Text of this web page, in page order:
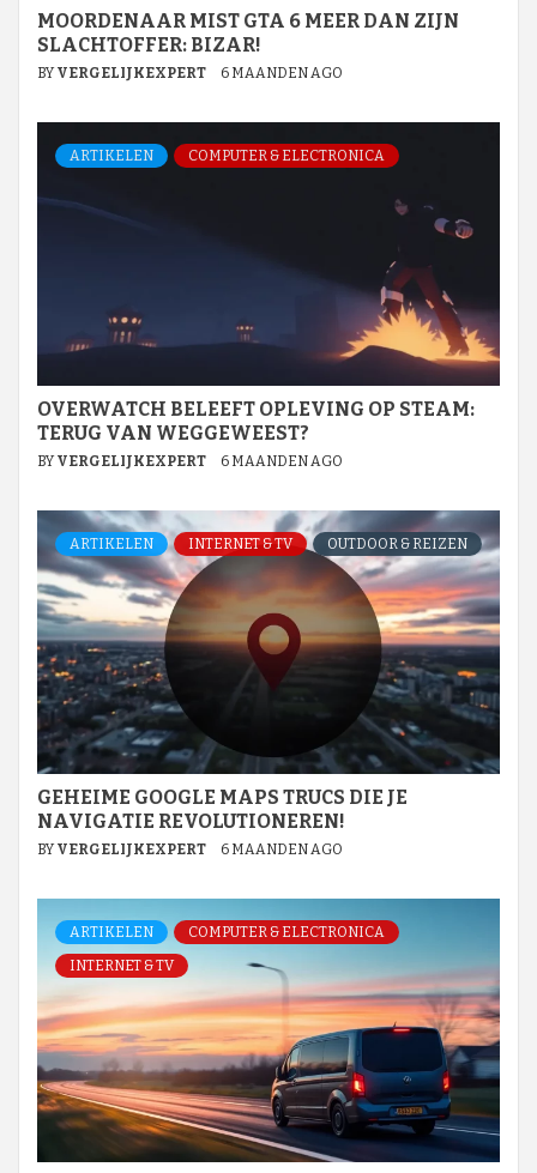
MOORDENAAR MIST GTA 6 MEER DAN ZIJN
SLACHTOFFER: BIZAR!
BY VERGELIJKEXPERT 6 MAANDEN AGO
ARTIKELEN COMPUTER & ELECTRONICA
OVERWATCH BELEEFT OPLEVING OP STEAM:
TERUG VAN WEGGEWEEST?
BY VERGELIJKEXPERT 6 MAANDEN AGO
ARTIKELEN INTERNET & TV OUTDOOR & REIZEN
GEHEIME GOOGLE MAPS TRUCS DIE JE
NAVIGATIE REVOLUTIONEREN!
BY VERGELIJKEXPERT 6 MAANDEN AGO
ARTIKELEN
COMPUTER & ELECTRONICA
INTERNET & TV